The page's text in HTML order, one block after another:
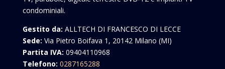
condominiali.
Gestito da: ALLTECH DI FRANCESCO DI LECCE
Sede: Via Pietro Boifava 1, 20142 Milano (MI)
Partita IVA: 09404110968
Telefono: 0287165288